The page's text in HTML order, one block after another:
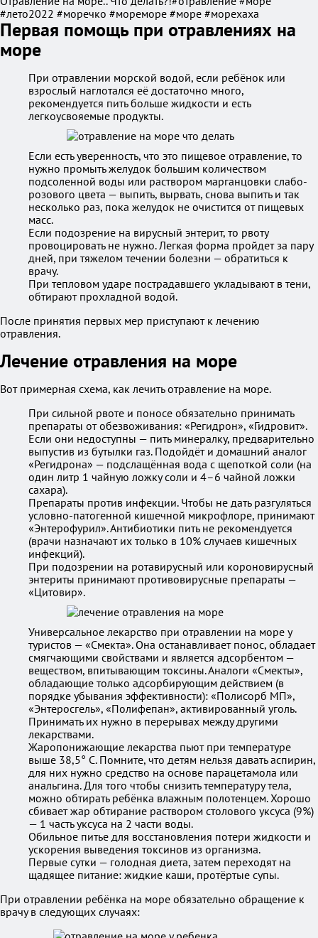
#лето2022 #моречко #мореморе #море #морехаха
Первая помощь при отравлениях на
море
При отравлении морской водой, если ребёнок или
взрослый наглотался её достаточно много,
рекомендуется пить больше жидкости и есть
легкоусвояемые продукты.
Если есть уверенность, что это пищевое отравление, то
нужно промыть желудок большим количеством
подсоленной воды или раствором марганцовки слабо-
розового цвета — выпить, вырвать, снова выпить и так
несколько раз, пока желудок не очистится от пищевых
масс.
Если подозрение на вирусный энтерит, то рвоту
провоцировать не нужно. Легкая форма пройдет за пару
дней, при тяжелом течении болезни — обратиться к
врачу.
При тепловом ударе пострадавшего укладывают в тени,
обтирают прохладной водой.
После принятия первых мер приступают к лечению
отравления.
Лечение отравления на море
Вот примерная схема, как лечить отравление на море.
При сильной рвоте и поносе обязательно принимать
препараты от обезвоживания: «Регидрон», «Гидровит».
Если они недоступны — пить минералку, предварительно
выпустив из бутылки газ. Подойдёт и домашний аналог
«Регидрона» — подслащённая вода с щепоткой соли (на
один литр 1 чайную ложку соли и 4–6 чайной ложки
сахара).
Препараты против инфекции. Чтобы не дать разгуляться
условно-патогенной кишечной микрофлоре, принимают
«Энтерофурил». Антибиотики пить не рекомендуется
(врачи назначают их только в 10% случаев кишечных
инфекций).
При подозрении на ротавирусный или короновирусный
энтериты принимают противовирусные препараты —
«Цитовир».
Универсальное лекарство при отравлении на море у
туристов — «Смекта». Она останавливает понос, обладает
смягчающими свойствами и является адсорбентом —
веществом, впитывающим токсины. Аналоги «Смекты»,
обладающие только адсорбирующим действием (в
порядке убывания эффективности): «Полисорб МП»,
«Энтеросгель», «Полифепан», активированный уголь.
Принимать их нужно в перерывах между другими
лекарствами.
Жаропонижающие лекарства пьют при температуре
выше 38,5° C. Помните, что детям нельзя давать аспирин,
для них нужно средство на основе парацетамола или
анальгина. Для того чтобы снизить температуру тела,
можно обтирать ребёнка влажным полотенцем. Хорошо
сбивает жар обтирание раствором столового уксуса (9%)
— 1 часть уксуса на 2 части воды.
Обильное питье для восстановления потери жидкости и
ускорения выведения токсинов из организма.
Первые сутки — голодная диета, затем переходят на
щадящее питание: жидкие каши, протёртые супы.
При отравлении ребёнка на море обязательно обращение к
врачу в следующих случаях: